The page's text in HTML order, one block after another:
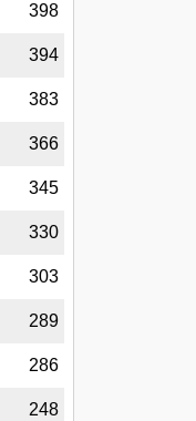
398
394
383
366
345
330
303
289
286
248